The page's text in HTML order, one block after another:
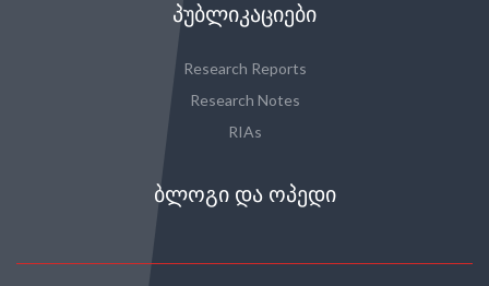
ᲞᲣᲑᲚᲘᲙᲐᲪᲘᲔᲑᲘ
Research Reports
Research Notes
RIAs
ᲑᲚᲝᲒᲘ ᲓᲐ ᲝᲞᲔᲓᲘ